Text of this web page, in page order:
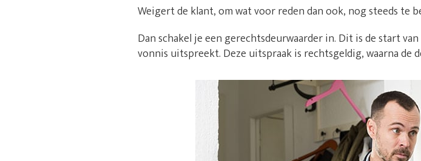
Weigert de klant, om wat voor reden dan ook, nog steeds te
Dan schakel je een gerechtsdeurwaarder in. Dit is de start
vonnis uitspreekt. Deze uitspraak is rechtsgeldig, waarna